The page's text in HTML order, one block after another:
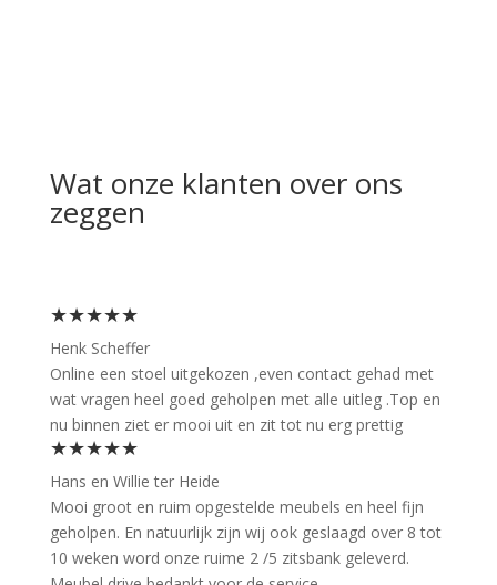
Wat onze klanten over ons
zeggen
★★★★★
Henk Scheffer
Online een stoel uitgekozen ,even contact gehad met
wat vragen heel goed geholpen met alle uitleg .Top en
nu binnen ziet er mooi uit en zit tot nu erg prettig
★★★★★
Hans en Willie ter Heide
Mooi groot en ruim opgestelde meubels en heel fijn
geholpen. En natuurlijk zijn wij ook geslaagd over 8 tot
10 weken word onze ruime 2 /5 zitsbank geleverd.